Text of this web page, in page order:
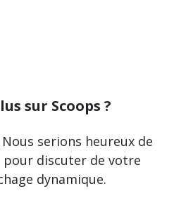
sur Scoops ?
serions heureux de
discuter de votre
dynamique.